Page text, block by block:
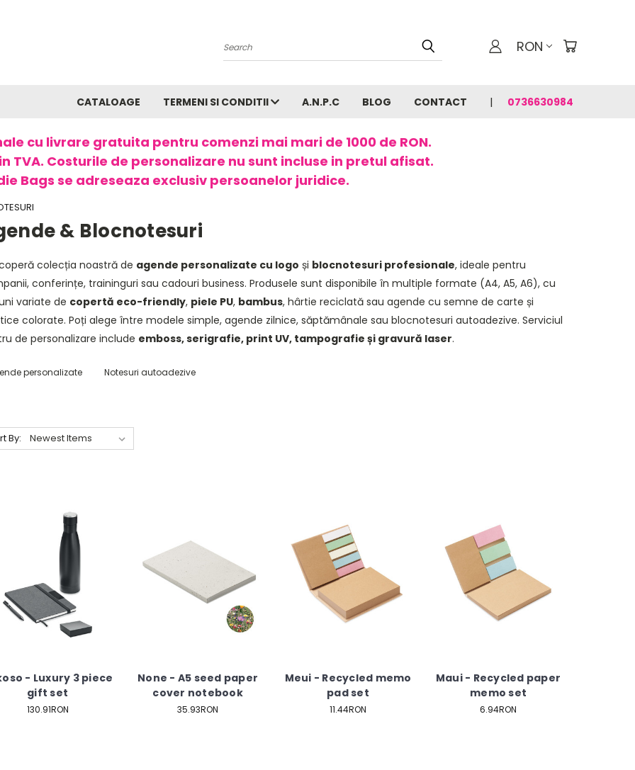
Search RON
CATALOAGE TERMENI SI CONDITII A.N.P.C BLOG CONTACT 0736630984
cu livrare gratuita pentru comenzi mai mari de 1000 de RON.
TVA. Costurile de personalizare nu sunt incluse in pretul afisat.
Bags se adreseaza exclusiv persoanelor juridice.
& Blocnotesuri
colecția noastră de agende personalizate cu logo și blocnotesuri profesionale, ideale pentru
conferințe, traininguri sau cadouri business. Produsele sunt disponibile în multiple formate (A4, A5, A6), cu
variate de copertă eco-friendly, piele PU, bambus, hârtie reciclată sau agende cu semne de carte și
colorate. Poți alege între modele simple, agende zilnice, săptămânale sau blocnotesuri autoadezive. Serviciul
de personalizare include emboss, serigrafie, print UV, tampografie și gravură laser.
personalizate Notesuri autoadezive
By:
- Luxury 3 piece
gift set
130.91RON
None - A5 seed paper
cover notebook
35.93RON
Meui - Recycled memo
pad set
11.44RON
Maui - Recycled paper
memo set
6.94RON